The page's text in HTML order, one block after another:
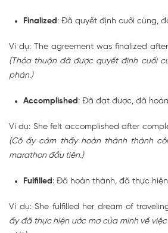
Finalized: Đã quyết định cuối cùng,
Ví dụ: The agreement was finalized
(Thỏa thuận đã được quyết định cuối
phán.)
Accomplished: Đã đạt được, đã
Ví dụ: She felt accomplished after
(Cô ấy cảm thấy hoàn thành thành
marathon đầu tiên.)
Fulfilled: Đã hoàn thành, đã thực hiện
Ví dụ: She fulfilled her dream of
ấy đã thực hiện ước mơ của mình về